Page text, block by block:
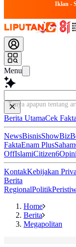
Iklan -
Menu
Tanya apapun tentang
Berita UtamaCek Fakta
NewsBisnisShowBiz
FaktaEnam PlusSaham
OffIslamiCitizen6Opini
KontakKebijakan
Berita
RegionalPolitik
Home
Berita
Megapolitan